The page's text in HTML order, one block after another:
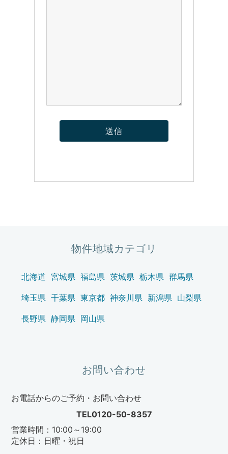
物件地域カテゴリ
北海道 宮城県 福島県 茨城県 栃木県 群馬県
埼玉県 千葉県 東京都 神奈川県 新潟県 山梨県
長野県 静岡県 岡山県
お問い合わせ
お電話からのご予約・お問い合わせ
TEL0120-50-8357
営業時間：10:00～19:00
定休日：日曜・祝日